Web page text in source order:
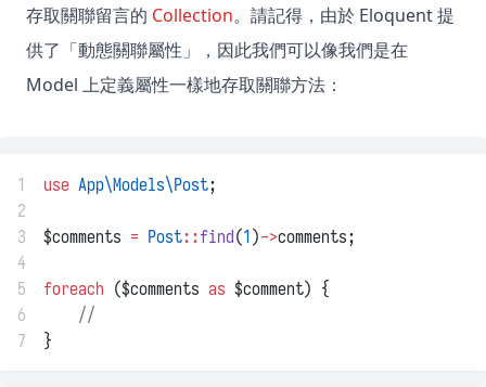
存取關聯留言的 Collection。請記得，由於 Eloquent 提
供了「動態關聯屬性」，因此我們可以像我們是在
Model 上定義屬性一樣地存取關聯方法：
1 use App\Models\Post;
2
3
$comments = Post::find(1)->comments;
4
5
foreach ($comments as $comment) {
6
//
7
}